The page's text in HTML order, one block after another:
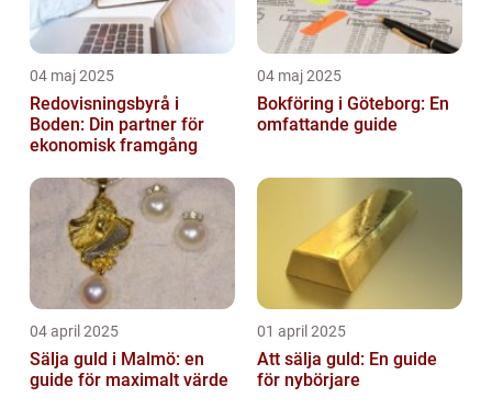
04 maj 2025
Redovisningsbyrå i
Boden: Din partner för
ekonomisk framgång
04 maj 2025
Bokföring i Göteborg: En
omfattande guide
04 april 2025
Sälja guld i Malmö: en
guide för maximalt värde
01 april 2025
Att sälja guld: En guide
för nybörjare